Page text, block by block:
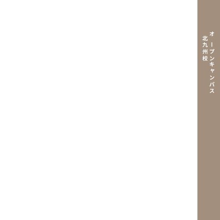
オープンキャンパス
北九州校